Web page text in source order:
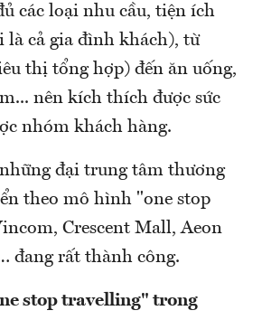
các loại nhu cầu, tiện ích
là cả gia đình khách), từ
thị tổng hợp) đến ăn uống,
nên kích thích được sức
nhóm khách hàng.
đại trung tâm thương
theo mô hình "one stop
Crescent Mall, Aeon
đang rất thành công.
stop travelling" trong